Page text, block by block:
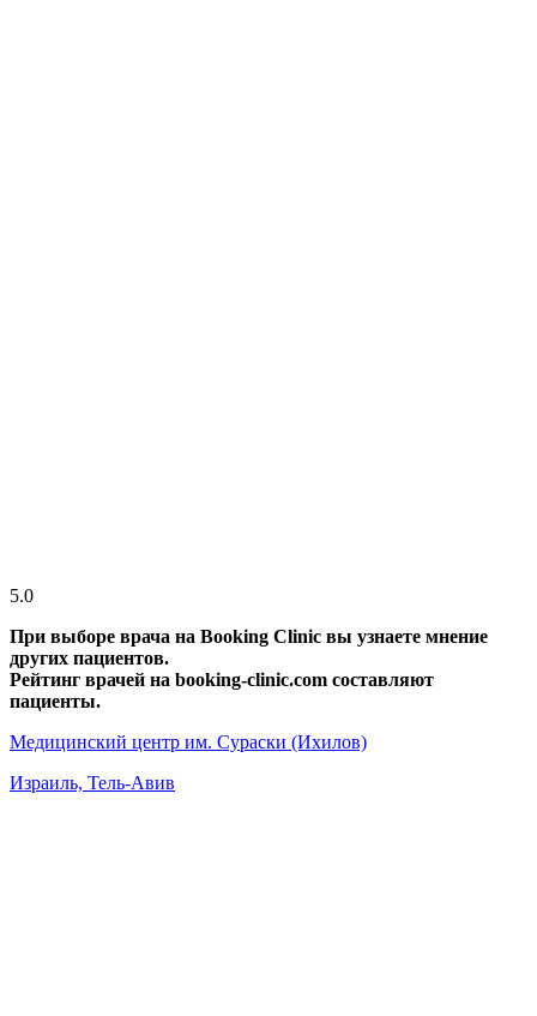
5.0
При выборе врача на Booking Clinic вы узнаете мнение
других пациентов.
Рейтинг врачей на booking-clinic.com составляют
пациенты.
Медицинский центр им. Сураски (Ихилов)
Израиль, Тель-Авив